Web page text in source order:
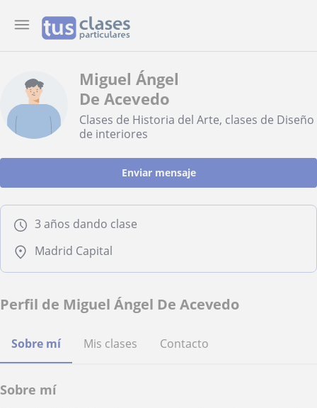
Miguel Ángel
De Acevedo
Clases de Historia del Arte, clases de Diseño
de interiores
Enviar mensaje
3 años dando clase
Madrid Capital
Perfil de Miguel Ángel De Acevedo
Sobre mí Mis clases Contacto
Sobre mí